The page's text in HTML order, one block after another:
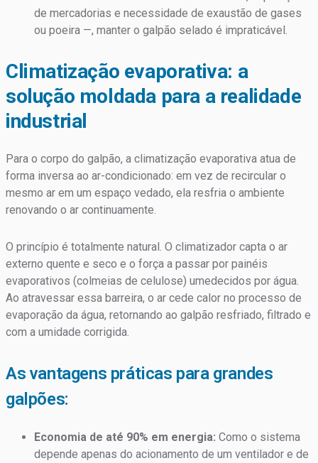
de mercadorias e necessidade de exaustão de gases
ou poeira —, manter o galpão selado é impraticável.
Climatização evaporativa: a
solução moldada para a realidade
industrial
Para o corpo do galpão, a climatização evaporativa atua de
forma inversa ao ar-condicionado: em vez de recircular o
mesmo ar em um espaço vedado, ela resfria o ambiente
renovando o ar continuamente.
O princípio é totalmente natural. O climatizador capta o ar
externo quente e seco e o força a passar por painéis
evaporativos (colmeias de celulose) umedecidos por água.
Ao atravessar essa barreira, o ar cede calor no processo de
evaporação da água, retornando ao galpão resfriado, filtrado e
com a umidade corrigida.
As vantagens práticas para grandes
galpões:
Economia de até 90% em energia: Como o sistema
depende apenas do acionamento de um ventilador e de